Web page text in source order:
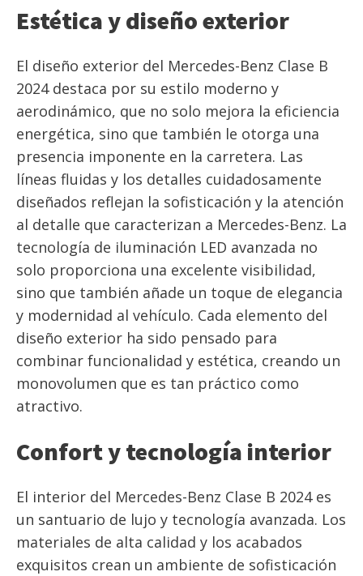
Estética y diseño exterior
El diseño exterior del Mercedes-Benz Clase B
2024 destaca por su estilo moderno y
aerodinámico, que no solo mejora la eficiencia
energética, sino que también le otorga una
presencia imponente en la carretera. Las
líneas fluidas y los detalles cuidadosamente
diseñados reflejan la sofisticación y la atención
al detalle que caracterizan a Mercedes-Benz. La
tecnología de iluminación LED avanzada no
solo proporciona una excelente visibilidad,
sino que también añade un toque de elegancia
y modernidad al vehículo. Cada elemento del
diseño exterior ha sido pensado para
combinar funcionalidad y estética, creando un
monovolumen que es tan práctico como
atractivo.
Confort y tecnología interior
El interior del Mercedes-Benz Clase B 2024 es
un santuario de lujo y tecnología avanzada. Los
materiales de alta calidad y los acabados
exquisitos crean un ambiente de sofisticación